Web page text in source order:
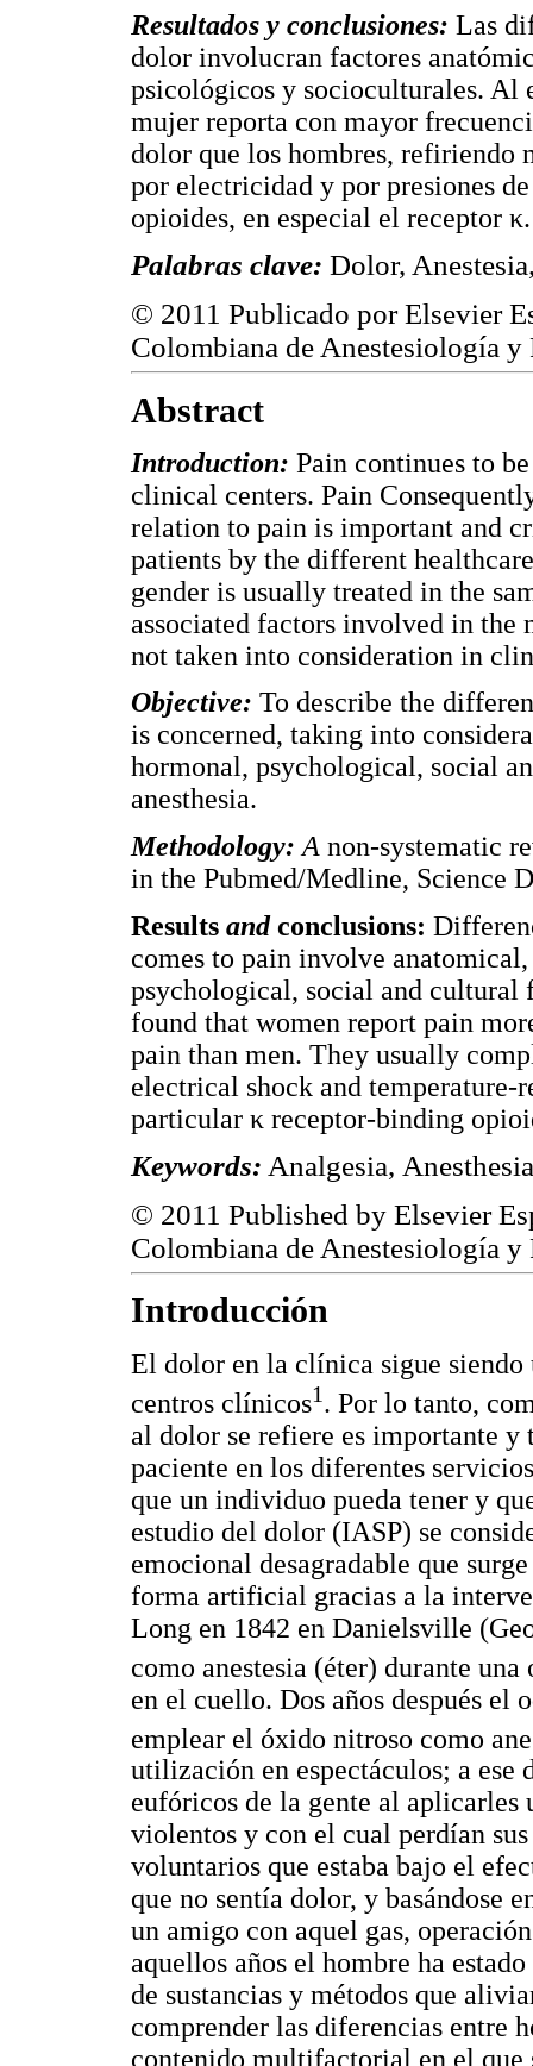
Resultados y conclusiones: Las
dolor involucran factores
psicológicos y socioculturales. Al
mujer reporta con mayor
dolor que los hombres, refiriendo
por electricidad y por presiones
opioides, en especial el receptor κ.
Palabras clave: Dolor,
© 2011 Publicado por Elsevier
Colombiana de Anestesiología y
Abstract
Introduction: Pain continues to
clinical centers. Pain
relation to pain is important and
patients by the different
gender is usually treated in the
associated factors involved in the
not taken into consideration in
Objective: To describe the
is concerned, taking into
hormonal, psychological, social
anesthesia.
Methodology: A non-systematic
in the Pubmed/Medline, Science
Results andconclusions:
comes to pain involve
psychological, social and cultural
found that women report pain
pain than men. They usually
electrical shock and temperature-
particular κ receptor-binding
Keywords: Analgesia,
© 2011 Published by Elsevier
Colombiana de Anestesiología y
Introducción
El dolor en la clínica sigue siendo
centros clínicos1. Por lo tanto,
al dolor se refiere es importante
paciente en los diferentes
que un individuo pueda tener y
estudio del dolor (IASP) se
emocional desagradable que
forma artificial gracias a la
Long en 1842 en Danielsville
como anestesia (éter) durante una
en el cuello. Dos años después el
emplear el óxido nitroso como
utilización en espectáculos; a ese
eufóricos de la gente al aplicarles
violentos y con el cual perdían
voluntarios que estaba bajo el
que no sentía dolor, y basándose
un amigo con aquel gas,
aquellos años el hombre ha
de sustancias y métodos que
comprender las diferencias entre
contenido multifactorial en el que